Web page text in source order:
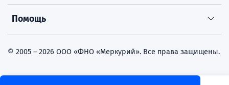
Помощь
© 2005 – 2026 ООО «ФНО «Меркурий». Все права защищены.